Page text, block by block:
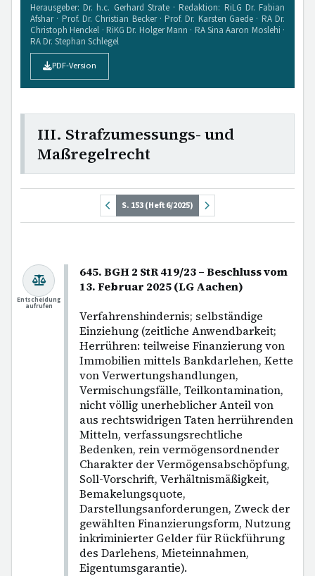
Herausgeber: Dr. h.c. Gerhard Strate · Redaktion: RiLG Dr. Fabian
Afshar · Prof. Dr. Christian Becker · Prof. Dr. Karsten Gaede · RA Dr.
Christoph Henckel · RiKG Dr. Holger Mann · RA Sina Aaron Moslehi ·
RA Dr. Stephan Schlegel
PDF-Version
III. Strafzumessungs- und
Maßregelrecht
S. 153 (Heft 6/2025)
645. BGH 2 StR 419/23 – Beschluss vom
13. Februar 2025 (LG Aachen)
Verfahrenshindernis; selbständige
Einziehung (zeitliche Anwendbarkeit;
Herrühren: teilweise Finanzierung von
Immobilien mittels Bankdarlehen, Kette
von Verwertungshandlungen,
Vermischungsfälle, Teilkontamination,
nicht völlig unerheblicher Anteil von
aus rechtswidrigen Taten herrührenden
Mitteln, verfassungsrechtliche
Bedenken, rein vermögensordnender
Charakter der Vermögensabschöpfung,
Soll-Vorschrift, Verhältnismäßigkeit,
Bemakelungsquote,
Darstellungsanforderungen, Zweck der
gewählten Finanzierungsform, Nutzung
inkriminierter Gelder für Rückführung
des Darlehens, Mieteinnahmen,
Eigentumsgarantie).
Entscheidung
aufrufen